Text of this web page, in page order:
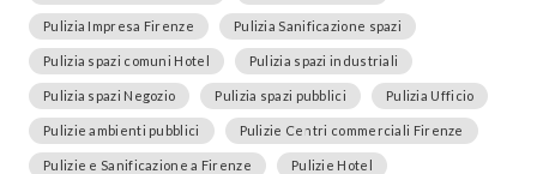
Pulizia Impresa Firenze Pulizia Sanificazione spazi
Pulizia spazi comuni Hotel Pulizia spazi industriali
Pulizia spazi Negozio Pulizia spazi pubblici Pulizia Ufficio
Pulizie ambienti pubblici Pulizie Centri commerciali Firenze
Pulizie e Sanificazione a Firenze Pulizie Hotel